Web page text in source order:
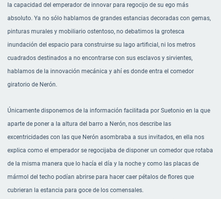
la capacidad del emperador de innovar para regocijo de su ego más
absoluto. Ya no sólo hablamos de grandes estancias decoradas con gemas,
pinturas murales y mobiliario ostentoso, no debatimos la grotesca
inundación del espacio para construirse su lago artificial, ni los metros
cuadrados destinados a no encontrarse con sus esclavos y sirvientes,
hablamos de la innovación mecánica y ahí es donde entra el comedor
giratorio de Nerón.
Únicamente disponemos de la información facilitada por Suetonio en la que
aparte de poner a la altura del barro a Nerón, nos describe las
excentricidades con las que Nerón asombraba a sus invitados, en ella nos
explica como el emperador se regocijaba de disponer un comedor que rotaba
de la misma manera que lo hacía el día y la noche y como las placas de
mármol del techo podían abrirse para hacer caer pétalos de flores que
cubrieran la estancia para goce de los comensales.